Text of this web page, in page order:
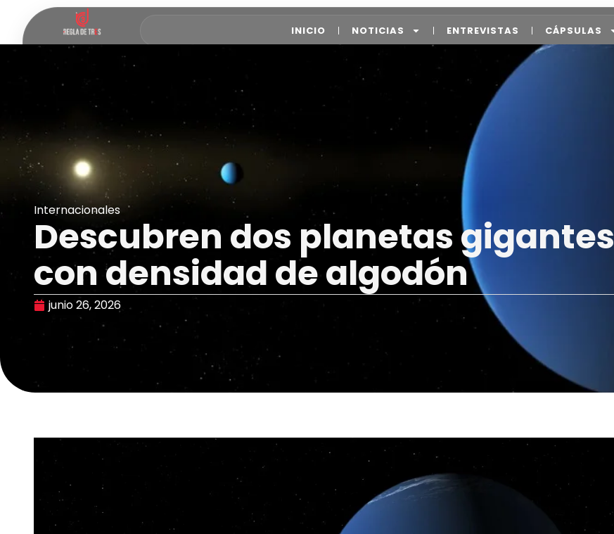
INICIO NOTICIAS ENTREVISTAS CÁPSULAS
Internacionales
Descubren dos planetas gigantes
con densidad de algodón
junio 26, 2026